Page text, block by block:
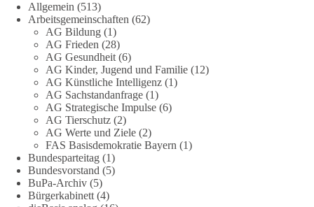
❤️ Hier kannst du unsere Arbeit unterstützen:
https://dieBasis.de/spenden
#dieBasis #hamburg #demokratiegespräch #bürgerdialog
9 21
DieBasis
1 Tag zuvor
🕊 dieBasis Friedensdemo inklusive Umzug
Allgemein (513)
Arbeitsgemeinschaften (62)
AG Bildung (1)
AG Frieden (28)
AG Gesundheit (6)
AG Kinder, Jugend und Familie (12)
AG Künstliche Intelligenz (1)
AG Sachstandanfrage (1)
AG Strategische Impulse (6)
AG Tierschutz (2)
AG Werte und Ziele (2)
FAS Basisdemokratie Bayern (1)
Bundesparteitag (1)
Bundesvorstand (5)
BuPa-Archiv (5)
Bürgerkabinett (4)